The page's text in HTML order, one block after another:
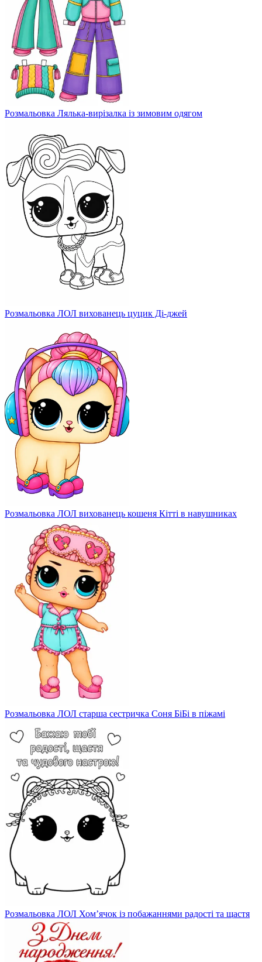
Розмальовка Лялька-вирізалка із зимовим одягом
Розмальовка ЛОЛ вихованець цуцик Ді-джей
Розмальовка ЛОЛ вихованець кошеня Кітті в навушниках
Розмальовка ЛОЛ старша сестричка Соня БіБі в піжамі
Розмальовка ЛОЛ Хом’ячок із побажаннями радості та щастя